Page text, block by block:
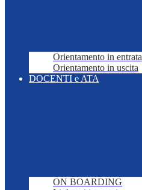
Orientamento in entrata
Orientamento in uscita
DOCENTI e ATA
ON BOARDING